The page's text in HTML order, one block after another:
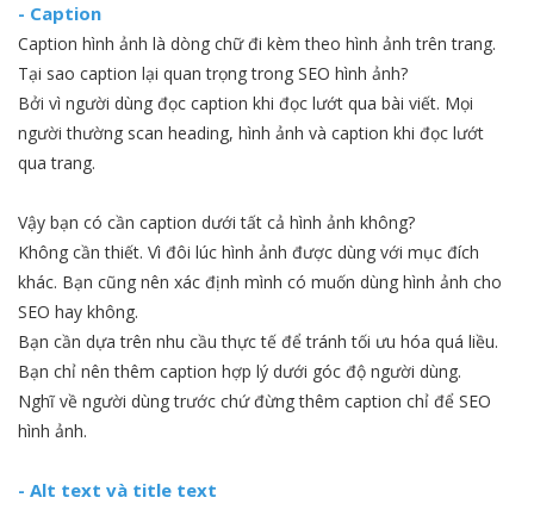
- Caption
Caption hình ảnh là dòng chữ đi kèm theo hình ảnh trên trang.
Tại sao caption lại quan trọng trong SEO hình ảnh?
Bởi vì người dùng đọc caption khi đọc lướt qua bài viết. Mọi
người thường scan heading, hình ảnh và caption khi đọc lướt
qua trang.
Vậy bạn có cần caption dưới tất cả hình ảnh không?
Không cần thiết. Vì đôi lúc hình ảnh được dùng với mục đích
khác. Bạn cũng nên xác định mình có muốn dùng hình ảnh cho
SEO hay không.
Bạn cần dựa trên nhu cầu thực tế để tránh tối ưu hóa quá liều.
Bạn chỉ nên thêm caption hợp lý dưới góc độ người dùng.
Nghĩ về người dùng trước chứ đừng thêm caption chỉ để SEO
hình ảnh.
- Alt text và title text